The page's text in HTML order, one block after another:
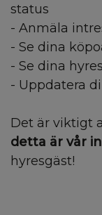
status
- Anmäla
- Se dina
- Se dina
- Uppdatera
Det är viktigt
detta är vår
hyresgäst!